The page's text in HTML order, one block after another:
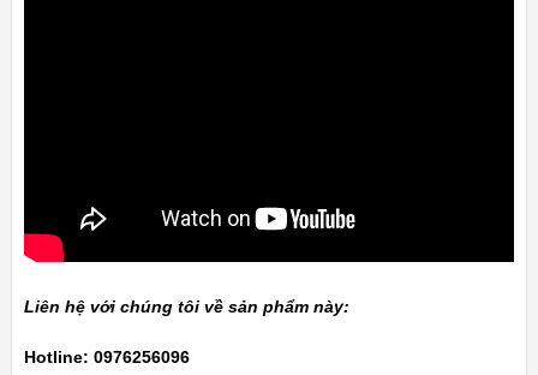
Liên hệ với chúng tôi về sản phẩm này:
Hotline: 0976256096